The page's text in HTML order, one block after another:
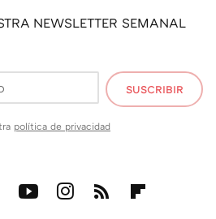
NEWSLETTER SEMANAL
SUSCRIBIR
política de privacidad